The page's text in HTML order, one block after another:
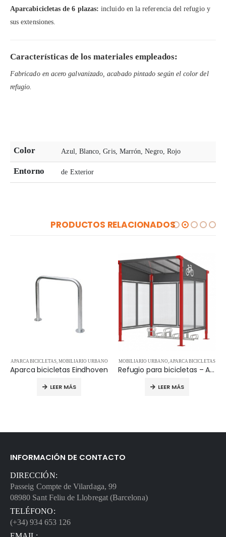
Aparcabicicletas de 6 plazas: incluido en la referencia del refugio y
sus extensiones.
Características de los materiales empleados:
Fabricado en acero galvanizado, acabado pintado según el color del
refugio.
Color Azul, Blanco, Gris, Marrón, Negro, Rojo
Entorno de Exterior
PRODUCTOS RELACIONADOS
MOBILIARIO URBANO,APARCA BICICLETAS
Refugio para bicicletas – APR529257
LEER MÁS
PARQUES INFANTILES,MOBILIARIO URBANO
Banco Fitness –
LEER MÁS
INFORMACIÓN DE CONTACTO
DIRECCIÓN:
Passeig Compte de Vilardaga, 99
08980 Sant Feliu de Llobregat (Barcelona)
TELÉFONO:
(+34) 934 653 126